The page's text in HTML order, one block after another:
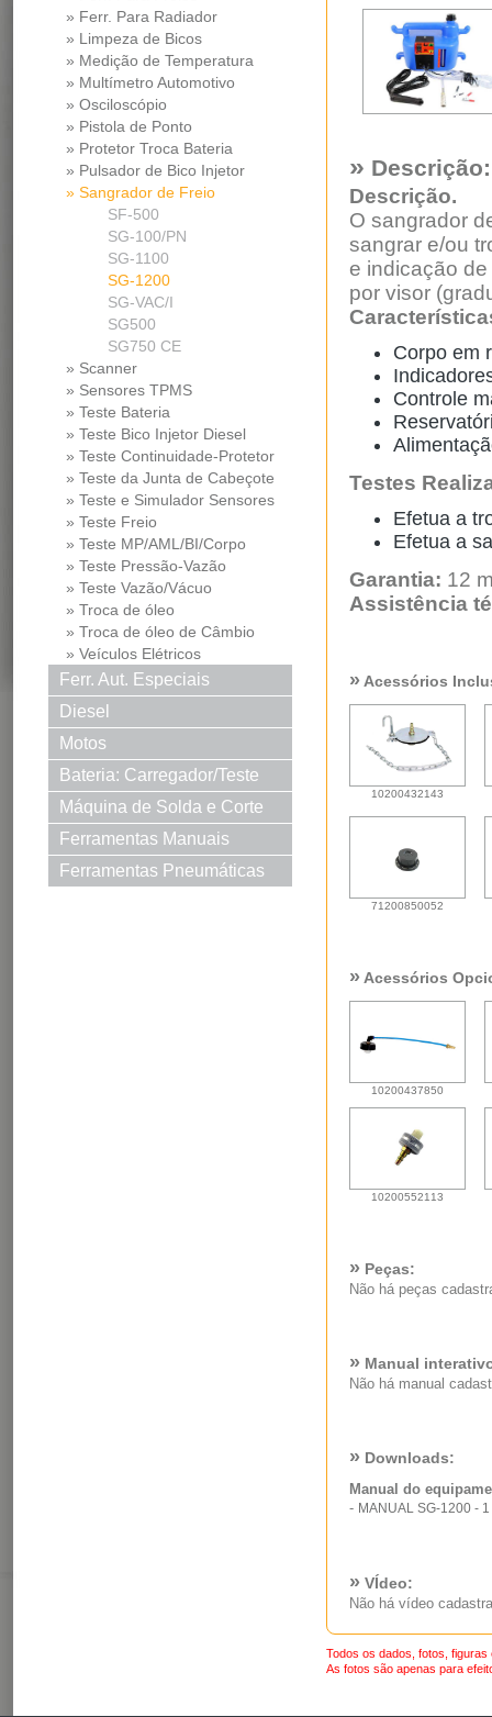
» Ferr. Para Radiador
» Limpeza de Bicos
» Medição de Temperatura
» Multímetro Automotivo
» Osciloscópio
» Pistola de Ponto
» Protetor Troca Bateria
» Pulsador de Bico Injetor
» Sangrador de Freio
SF-500
SG-100/PN
SG-1100
SG-1200
SG-VAC/I
SG500
SG750 CE
» Scanner
» Sensores TPMS
» Teste Bateria
» Teste Bico Injetor Diesel
» Teste Continuidade-Protetor
Md
» Teste da Junta de Cabeçote
» Teste e Simulador Sensores
» Teste Freio
» Teste MP/AML/BI/Corpo
Borb...
» Teste Pressão-Vazão
» Teste Vazão/Vácuo
» Troca de óleo
» Troca de óleo de Câmbio
» Veículos Elétricos
Ferr. Aut. Especiais
Diesel
Motos
Bateria: Carregador/Teste
Máquina de Solda e Corte
Solda e Corte
Ferramentas Manuais
Ferramentas Pneumáticas
» Descrição:
Descrição.
O sangrador
sangrar e/ou
e indicação
por visor
Corpo em
Controle
Testes
Efetua a
Efetua a
Garantia: 12
Assistência
»Acessórios
10200432143
71200850052
»Acessórios
10200437850
10200552113
»Peças:
Não há peças
»Manual
Não há manual
»Downloads:
Manual do
- MANUAL SG-1200 - 1
»VÍdeo:
Não há vídeo
Todos os dados, fotos,
As fotos são apenas para